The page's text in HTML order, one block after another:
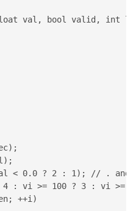
val, bool valid, int
< 0.0 ? 2 : 1); // . and
: vi >= 100 ? 3 : vi >=
++i)